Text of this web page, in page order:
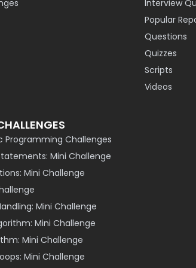
Interview
Popular
Questions
Quizzes
Scripts
Videos
Programming Challenges
Mini Challenge
Mini Challenge
Mini Challenge
Mini Challenge
Mini Challenge
Mini Challenge